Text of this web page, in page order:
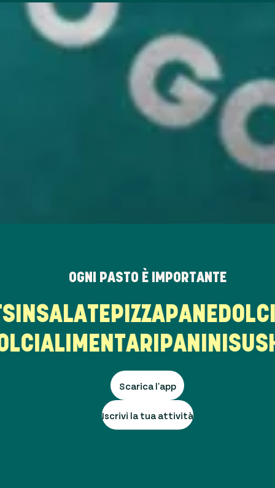
OGNI PASTO È IMPORTANTE
INSALATEPIZZAPANE
ALIMENTARIPANINI
Scarica l'app
Iscrivi la tua attività